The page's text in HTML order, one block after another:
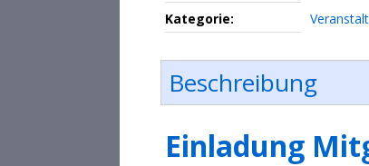
Kategorie:
Beschreibung
Einladung